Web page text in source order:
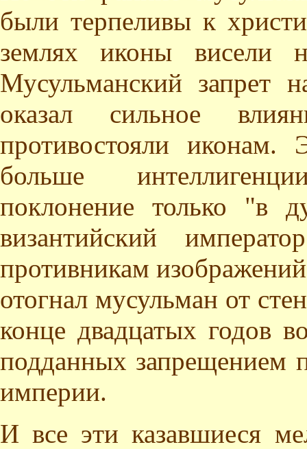
были терпеливы к
землях иконы висели
Мусульманский запрет
оказал сильное
противостояли
больше
поклонение только "в
византийский
противникам
отогнал мусульман от
конце двадцатых годов
подданных запрещением
империи.
И все эти казавшиеся